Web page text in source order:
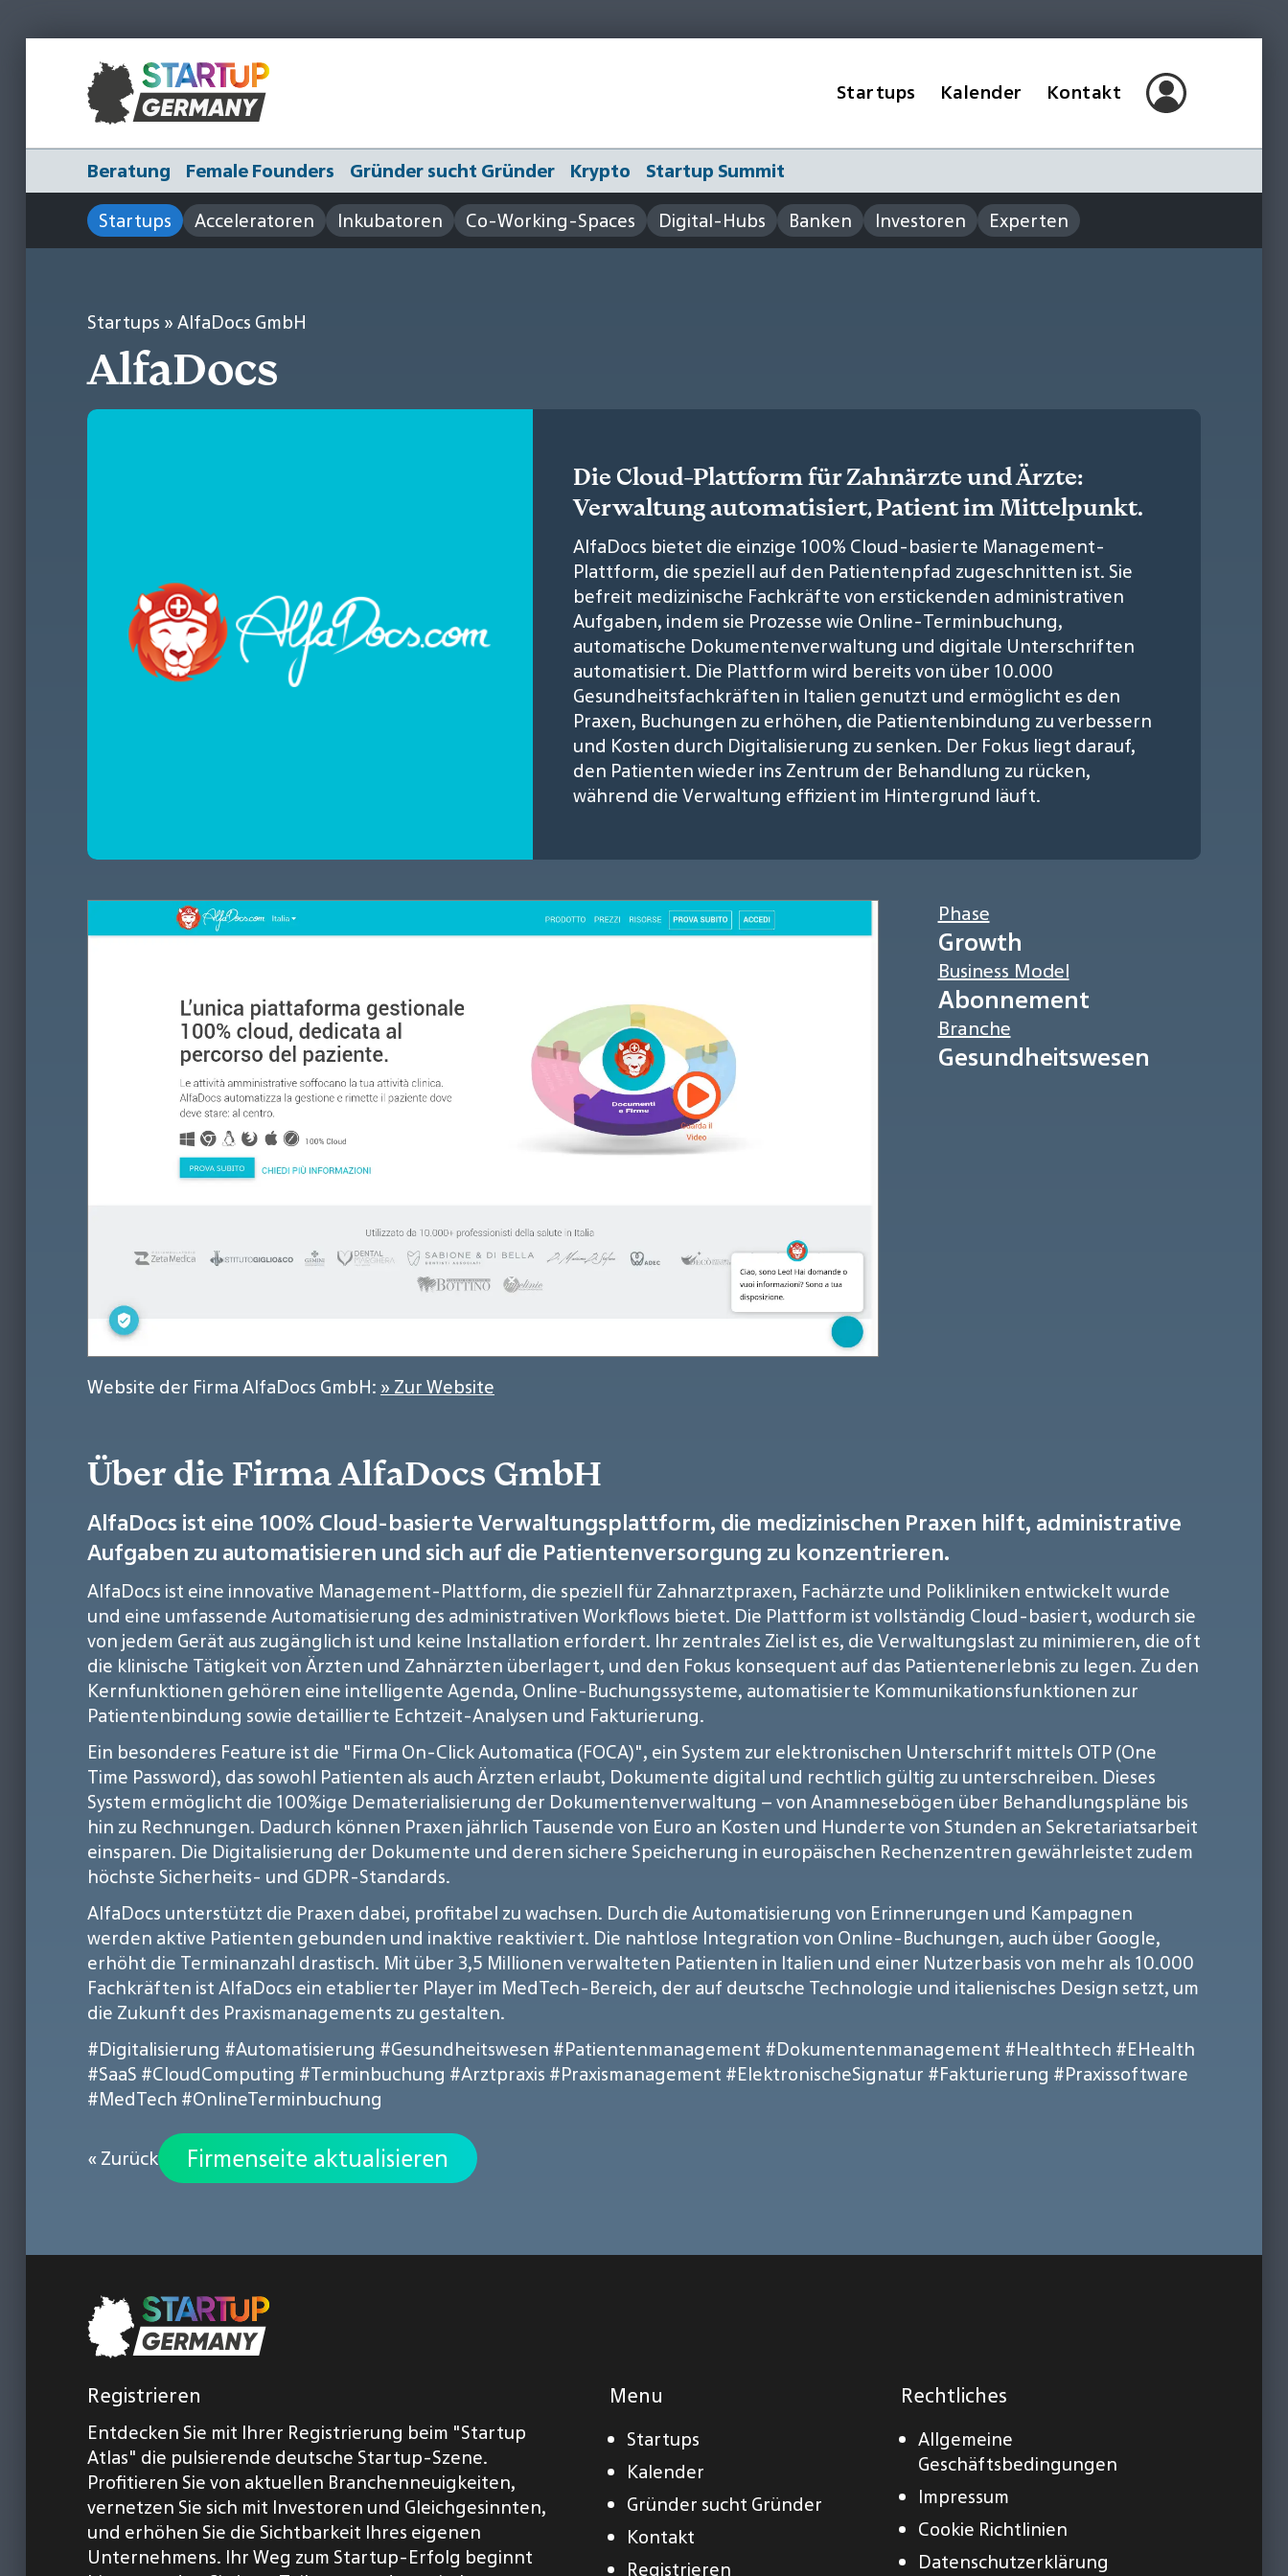
Startups Kalender Kontakt
Beratung Female Founders Gründer sucht Gründer Krypto
Startup Summit
Startups
Acceleratoren Inkubatoren Co-Working-Spaces Digital-Hubs Banken Investoren Experten
Startups » AlfaDocs GmbH
AlfaDocs
Die Cloud-Plattform für Zahnärzte und Ärzte:
Verwaltung automatisiert, Patient im Mittelpunkt.
AlfaDocs bietet die einzige 100% Cloud-basierte Management-
Plattform, die speziell auf den Patientenpfad zugeschnitten ist. Sie
befreit medizinische Fachkräfte von erstickenden administrativen
Aufgaben, indem sie Prozesse wie Online-Terminbuchung,
automatische Dokumentenverwaltung und digitale Unterschriften
automatisiert. Die Plattform wird bereits von über 10.000
Gesundheitsfachkräften in Italien genutzt und ermöglicht es den
Praxen, Buchungen zu erhöhen, die Patientenbindung zu verbessern
und Kosten durch Digitalisierung zu senken. Der Fokus liegt darauf,
den Patienten wieder ins Zentrum der Behandlung zu rücken,
während die Verwaltung effizient im Hintergrund läuft.
Website der Firma AlfaDocs GmbH: » Zur Website
Phase
Growth
Business Model
Abonnement
Branche
Gesundheitswesen
Über die Firma AlfaDocs GmbH
AlfaDocs ist eine 100% Cloud-basierte Verwaltungsplattform, die medizinischen Praxen hilft, administrative
Aufgaben zu automatisieren und sich auf die Patientenversorgung zu konzentrieren.
AlfaDocs ist eine innovative Management-Plattform, die speziell für Zahnarztpraxen, Fachärzte und Polikliniken entwickelt wurde
und eine umfassende Automatisierung des administrativen Workflows bietet. Die Plattform ist vollständig Cloud-basiert, wodurch sie
von jedem Gerät aus zugänglich ist und keine Installation erfordert. Ihr zentrales Ziel ist es, die Verwaltungslast zu minimieren, die oft
die klinische Tätigkeit von Ärzten und Zahnärzten überlagert, und den Fokus konsequent auf das Patientenerlebnis zu legen. Zu den
Kernfunktionen gehören eine intelligente Agenda, Online-Buchungssysteme, automatisierte Kommunikationsfunktionen zur
Patientenbindung sowie detaillierte Echtzeit-Analysen und Fakturierung.
Ein besonderes Feature ist die "Firma On-Click Automatica (FOCA)", ein System zur elektronischen Unterschrift mittels OTP (One
Time Password), das sowohl Patienten als auch Ärzten erlaubt, Dokumente digital und rechtlich gültig zu unterschreiben. Dieses
System ermöglicht die 100%ige Dematerialisierung der Dokumentenverwaltung – von Anamnesebögen über Behandlungspläne bis
hin zu Rechnungen. Dadurch können Praxen jährlich Tausende von Euro an Kosten und Hunderte von Stunden an Sekretariatsarbeit
einsparen. Die Digitalisierung der Dokumente und deren sichere Speicherung in europäischen Rechenzentren gewährleistet zudem
höchste Sicherheits- und GDPR-Standards.
AlfaDocs unterstützt die Praxen dabei, profitabel zu wachsen. Durch die Automatisierung von Erinnerungen und Kampagnen
werden aktive Patienten gebunden und inaktive reaktiviert. Die nahtlose Integration von Online-Buchungen, auch über Google,
erhöht die Terminanzahl drastisch. Mit über 3,5 Millionen verwalteten Patienten in Italien und einer Nutzerbasis von mehr als 10.000
Fachkräften ist AlfaDocs ein etablierter Player im MedTech-Bereich, der auf deutsche Technologie und italienisches Design setzt, um
die Zukunft des Praxismanagements zu gestalten.
#Digitalisierung #Automatisierung #Gesundheitswesen #Patientenmanagement #Dokumentenmanagement #Healthtech #EHealth
#SaaS #CloudComputing #Terminbuchung #Arztpraxis #Praxismanagement #ElektronischeSignatur #Fakturierung #Praxissoftware
#MedTech #OnlineTerminbuchung
« Zurück Firmenseite aktualisieren
Registrieren
Entdecken Sie mit Ihrer Registrierung beim "Startup
Atlas" die pulsierende deutsche Startup-Szene.
Profitieren Sie von aktuellen Branchenneuigkeiten,
vernetzen Sie sich mit Investoren und Gleichgesinnten,
und erhöhen Sie die Sichtbarkeit Ihres eigenen
Unternehmens. Ihr Weg zum Startup-Erfolg beginnt
Menu
Startups
Kalender
Gründer sucht Gründer
Kontakt
Registrieren
Rechtliches
Allgemeine
Geschäftsbedingungen
Impressum
Cookie Richtlinien
Datenschutzerklärung